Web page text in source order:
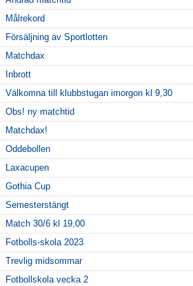
Målrekord
Försäljning av Sportlotten
Matchdax
Inbrott
Välkomna till klubbstugan imorgon kl 9,30
Obs! ny matchtid
Matchdax!
Oddebollen
Laxacupen
Gothia Cup
Semesterstängt
Match 30/6 kl 19,00
Fotbolls-skola 2023
Trevlig midsommar
Fotbollskola vecka 2